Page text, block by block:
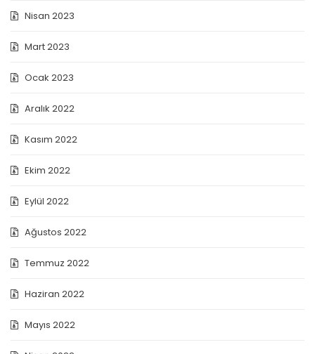
Nisan 2023
Mart 2023
Ocak 2023
Aralık 2022
Kasım 2022
Ekim 2022
Eylül 2022
Ağustos 2022
Temmuz 2022
Haziran 2022
Mayıs 2022